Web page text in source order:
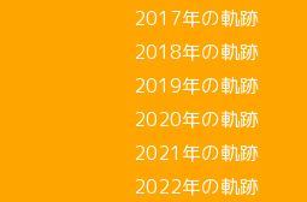
2017年の軌跡
2018年の軌跡
2019年の軌跡
2020年の軌跡
2021年の軌跡
2022年の軌跡